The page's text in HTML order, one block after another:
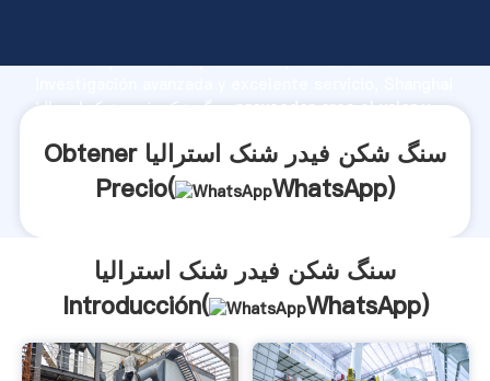
fuerte capacidad de producción, fuerza de
سنگ شکن فیدر شنک استرالیا proveedor crea el valor y
Obtener سنگ شکن فیدر شنک استرالیا
Precio(
WhatsApp)
سنگ شکن فیدر شنک استرالیا
Introducción(
WhatsApp)